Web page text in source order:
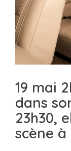
19 mai
dans
23h30,
scène à